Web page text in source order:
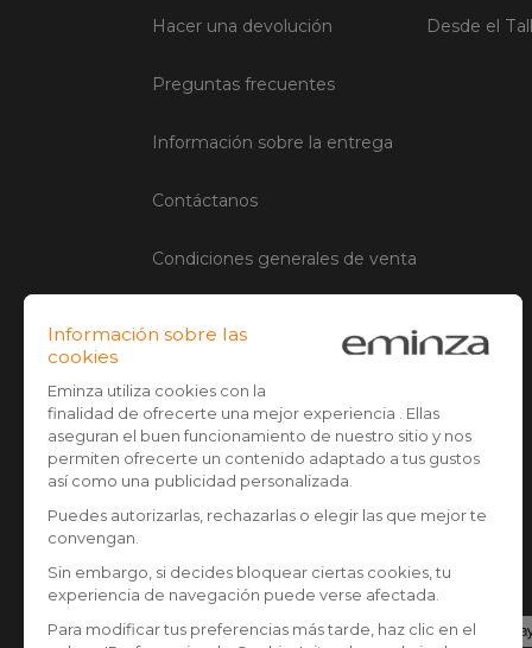
Hacer una devolución
Preguntas frecuentes
Información sobre la entrega
Contáctanos
Condiciones generales de venta
Opiniones clientes
Desde el
Pago seguro